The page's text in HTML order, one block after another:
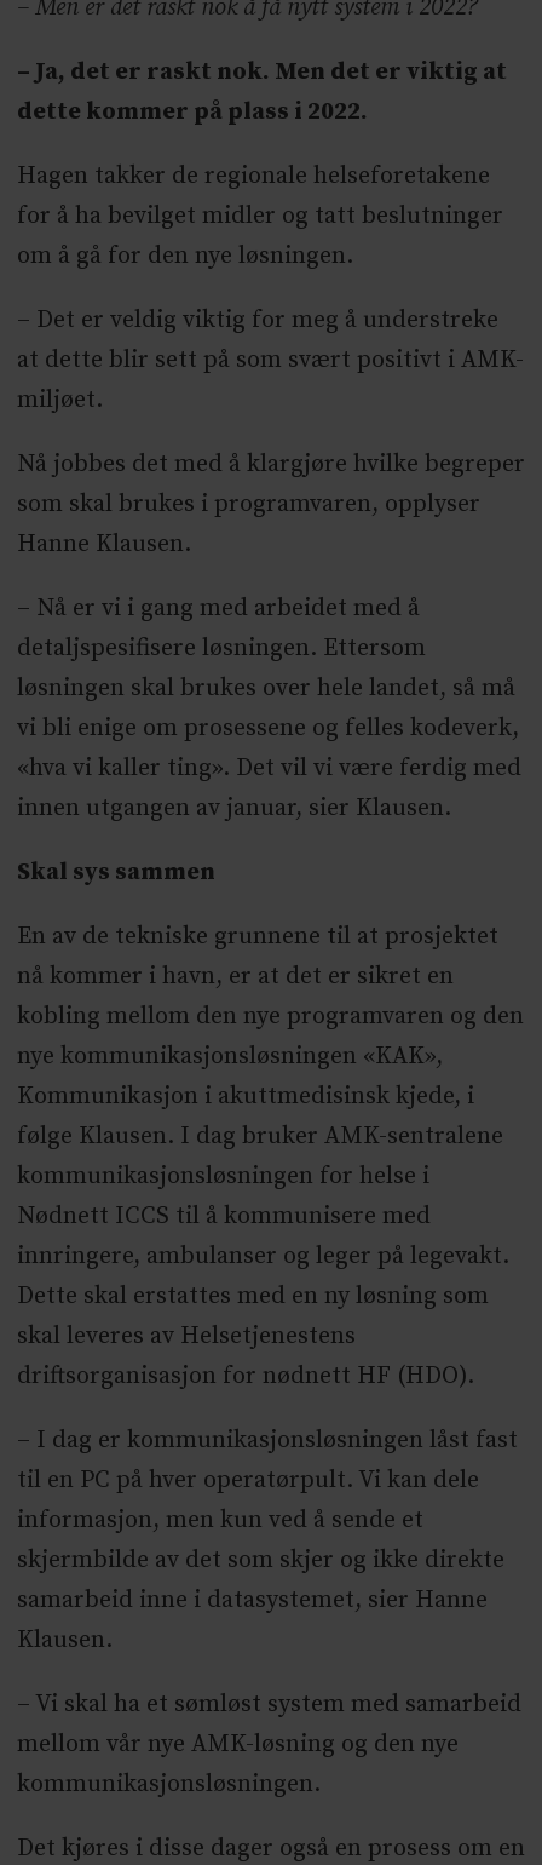
– Men er det raskt nok å få nytt system i 2022?
– Ja, det er raskt nok. Men det er viktig at
dette kommer på plass i 2022.
Hagen takker de regionale helseforetakene
for å ha bevilget midler og tatt beslutninger
om å gå for den nye løsningen.
– Det er veldig viktig for meg å understreke
at dette blir sett på som svært positivt i AMK-
miljøet.
Nå jobbes det med å klargjøre hvilke begreper
som skal brukes i programvaren, opplyser
Hanne Klausen.
– Nå er vi i gang med arbeidet med å
detaljspesifisere løsningen. Ettersom
løsningen skal brukes over hele landet, så må
vi bli enige om prosessene og felles kodeverk,
«hva vi kaller ting». Det vil vi være ferdig med
innen utgangen av januar, sier Klausen.
Skal sys sammen
En av de tekniske grunnene til at prosjektet
nå kommer i havn, er at det er sikret en
kobling mellom den nye programvaren og den
nye kommunikasjonsløsningen «KAK»,
Kommunikasjon i akuttmedisinsk kjede, i
følge Klausen. I dag bruker AMK-sentralene
kommunikasjonsløsningen for helse i
Nødnett ICCS til å kommunisere med
innringere, ambulanser og leger på legevakt.
Dette skal erstattes med en ny løsning som
skal leveres av Helsetjenestens
driftsorganisasjon for nødnett HF (HDO).
– I dag er kommunikasjonsløsningen låst fast
til en PC på hver operatørpult. Vi kan dele
informasjon, men kun ved å sende et
skjermbilde av det som skjer og ikke direkte
samarbeid inne i datasystemet, sier Hanne
Klausen.
– Vi skal ha et sømløst system med samarbeid
mellom vår nye AMK-løsning og den nye
kommunikasjonsløsningen.
Det kjøres i disse dager også en prosess om en